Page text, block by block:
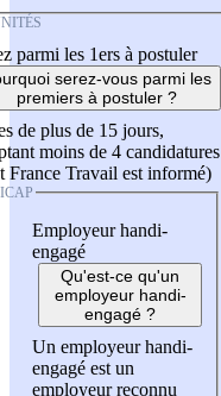
parmi les 1ers à postuler
serez-vous parmi les
premiers à postuler ?
de plus de 15 jours,
moins de 4 candidatures
France Travail est informé)
Employeur handi-
engagé
Qu'est-ce qu'un
employeur handi-
engagé ?
Un employeur handi-
engagé est un
employeur reconnu